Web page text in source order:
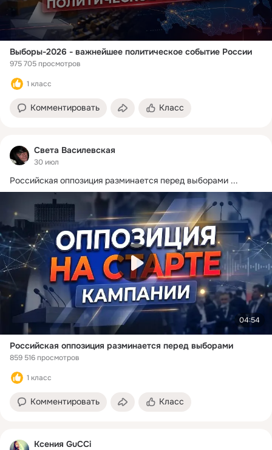
Выборы-2026 - важнейшее политическое событие России
975 705 просмотров
1 класс
Комментировать Класс
Света Василевская
30 июл
Российская оппозиция разминается перед выборами ...
04:54
Российская оппозиция разминается перед выборами
859 516 просмотров
1 класс
Комментировать Класс
Ксения GuCCi